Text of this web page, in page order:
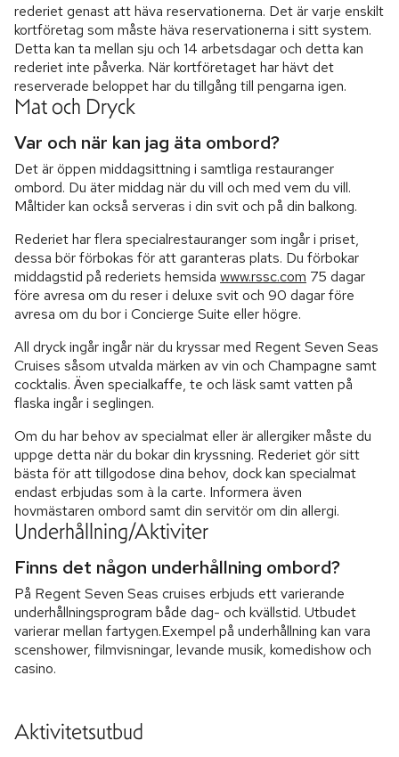
rederiet genast att häva reservationerna. Det är varje enskilt
kortföretag som måste häva reservationerna i sitt system.
Detta kan ta mellan sju och 14 arbetsdagar och detta kan
rederiet inte påverka. När kortföretaget har hävt det
reserverade beloppet har du tillgång till pengarna igen.
Mat och Dryck
Var och när kan jag äta ombord?
Det är öppen middagsittning i samtliga restauranger
ombord. Du äter middag när du vill och med vem du vill.
Måltider kan också serveras i din svit och på din balkong.
Rederiet har flera specialrestauranger som ingår i priset,
dessa bör förbokas för att garanteras plats. Du förbokar
middagstid på rederiets hemsida www.rssc.com 75 dagar
före avresa om du reser i deluxe svit och 90 dagar före
avresa om du bor i Concierge Suite eller högre.
All dryck ingår ingår när du kryssar med Regent Seven Seas
Cruises såsom utvalda märken av vin och Champagne samt
cocktalis. Även specialkaffe, te och läsk samt vatten på
flaska ingår i seglingen.
Om du har behov av specialmat eller är allergiker måste du
uppge detta när du bokar din kryssning. Rederiet gör sitt
bästa för att tillgodose dina behov, dock kan specialmat
endast erbjudas som à la carte. Informera även
hovmästaren ombord samt din servitör om din allergi.
Underhållning/Aktiviter
Finns det någon underhållning ombord?
På Regent Seven Seas cruises erbjuds ett varierande
underhållningsprogram både dag- och kvällstid. Utbudet
varierar mellan fartygen.Exempel på underhållning kan vara
scenshower, filmvisningar, levande musik, komedishow och
casino.
Aktivitetsutbud